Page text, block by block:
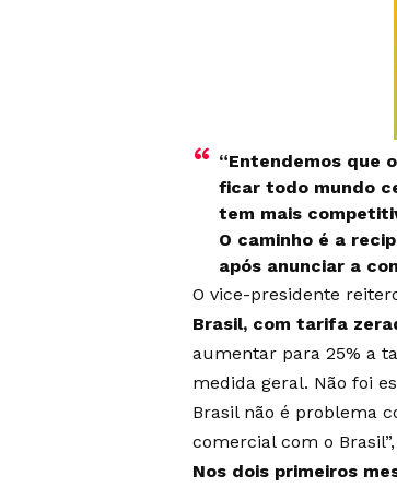
“Entendemos que
ficar todo mundo
tem mais
O caminho é a
após anunciar a
O vice-presidente
Brasil, com tarifa
aumentar para 25% a
medida geral. Não foi
Brasil não é problema
comercial com o
Nos dois primeiros